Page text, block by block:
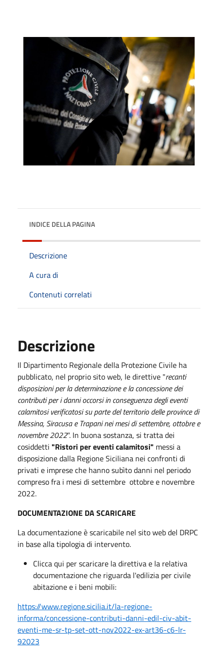
INDICE DELLA PAGINA
Descrizione
A cura di
Contenuti correlati
Descrizione
Il Dipartimento Regionale della Protezione Civile ha
pubblicato, nel proprio sito web, le direttive "recanti
disposizioni per la determinazione e la concessione dei
contributi per i danni occorsi in conseguenza degli eventi
calamitosi verificatosi su parte del territorio delle province di
Messina, Siracusa e Trapani nei mesi di settembre, ottobre e
novembre 2022". In buona sostanza, si tratta dei
cosiddetti "Ristori per eventi calamitosi" messi a
disposizione dalla Regione Siciliana nei confronti di
privati e imprese che hanno subìto danni nel periodo
compreso fra i mesi di settembre ottobre e novembre
2022.
DOCUMENTAZIONE DA SCARICARE
La documentazione è scaricabile nel sito web del DRPC
in base alla tipologia di intervento.
Clicca qui per scaricare la direttiva e la relativa
documentazione che riguarda l'edilizia per civile
abitazione e i beni mobili:
https://www.regione.sicilia.it/la-regione-
informa/concessione-contributi-danni-edil-civ-abit-
eventi-me-sr-tp-set-ott-nov2022-ex-art36-c6-lr-
92023